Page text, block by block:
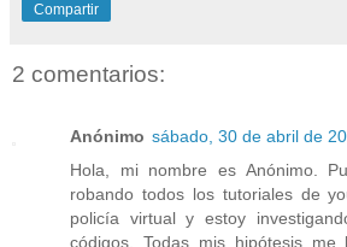
Compartir
2 comentarios:
Anónimo sábado, 30 de abril de
Hola, mi nombre es Anónimo.
robando todos los tutoriales de
policía virtual y estoy
códigos. Todas mis hipótesis